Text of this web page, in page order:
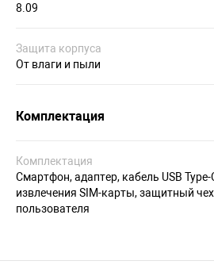
8.09
Защита корпуса
От влаги и пыли
Комплектация
Комплектация
Смартфон, адаптер, кабель USB Type-
извлечения SIM-карты, защитный
пользователя